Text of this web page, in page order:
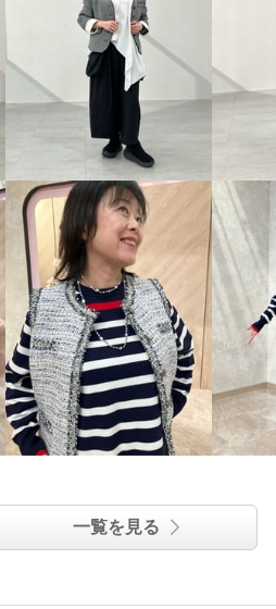
一覧を見る